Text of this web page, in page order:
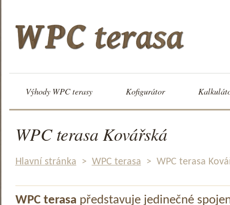
Výhody WPC terasy Kofigurátor
WPC terasa Kovářská
Hlavní stránka > WPC terasa > WPC terasa
WPC terasa představuje jedinečné